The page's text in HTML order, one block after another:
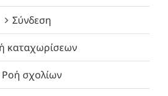
Σύνδεση
καταχωρίσεων
Ροή σχολίων